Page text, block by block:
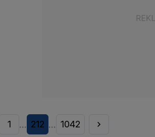
1 ... 212 ... 1042